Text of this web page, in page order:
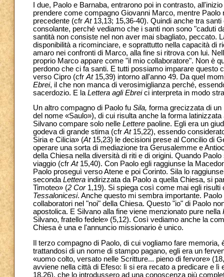
I due, Paolo e Barnaba, entrarono poi in contrasto,
prendere come compagno Giovanni Marco, mentre
precedente (cfr At13,13; 15,36-40). Quindi anche tra
consolante, perché vediamo che i santi non sono "caduti
santità non consiste nel non aver mai sbagliato, peccato.
disponibilità a ricominciare, e soprattutto nella capacità di
amaro nei confronti di Marco, alla fine si ritrova con lui.
proprio Marco appare come "il mio collaboratore". Non è
perdono che ci fa santi. E tutti possiamo imparare
verso Cipro (cfr At15,39) intorno all'anno 49. Da quel
Ebrei, il che non manca di verosimiglianza perché,
sacerdozio. E la Lettera agli Ebreici interpreta in modo
Un altro compagno di Paolo fu Sila, forma grecizzata di
del nome «Saulo»), di cui risulta anche la forma latinizzata
Silvano compare solo nelle Lettere paoline. Egli era un
godeva di grande stima (cfr At15,22), essendo
Siria e Cilicia» (At15,23) le decisioni prese al Concilio di
operare una sorta di mediazione tra Gerusalemme e
della Chiesa nella diversità di riti e di origini. Quando
viaggio (cfr At15,40). Con Paolo egli raggiunse la
Paolo proseguì verso Atene e poi Corinto. Sila lo
seconda Lettera indirizzata da Paolo a quella Chiesa, si
Timoteo» (2 Cor1,19). Si spiega così come mai egli risulti
Tessalonicesi. Anche questo mi sembra importante.
collaboratori nel "noi" della Chiesa. Questo "io" di Paolo
apostolica. E Silvano alla fine viene menzionato pure nella
Silvano, fratello fedele» (5,12). Così vediamo anche la
Chiesa è una e l'annuncio missionario è unico.
Il terzo compagno di Paolo, di cui vogliamo fare memoria,
trattandosi di un nome di stampo pagano, egli era un
«uomo colto, versato nelle Scritture... pieno di fervore»
avviene nella città di Efeso: lì si era recato a predicare e
18,26), che lo introdussero ad una conoscenza più